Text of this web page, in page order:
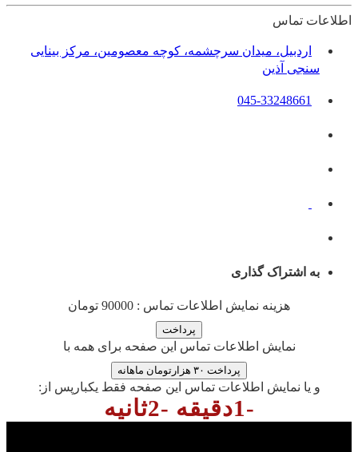
اطلاعات تماس
اردبیل، میدان سرچشمه، کوچه معصومین، مرکز بینایی
سنجی آذین
045-33248661
به اشتراک گذاری
هزینه نمایش اطلاعات تماس : 90000 تومان
نمایش اطلاعات تماس این صفحه برای همه با
پرداخت ۳۰ هزارتومان ماهانه
و یا نمایش اطلاعات تماس این صفحه فقط یکبارپس از:
-1دقیقه -2ثانیه